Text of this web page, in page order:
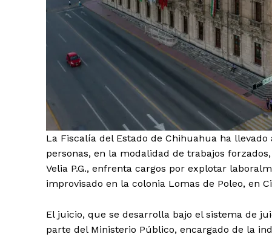
El
La Fiscalía del Estado de Chihuahua ha
personas, en la modalidad de trabajos
Velia P.G., enfrenta cargos por explotar
improvisado en la colonia Lomas de Poleo, en
El juicio, que se desarrolla bajo el sistema de
parte del Ministerio Público, encargado de la